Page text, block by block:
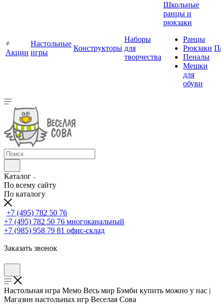
Акции
Настольные
игры
Конструкторы
Наборы
для
творчества
Школьные
ранцы и
рюкзаки
Ранцы
Рюкзаки
Пеналы
Мешки
для
обуви
Каталог
По всему сайту
По каталогу
+7 (495) 782 50 76
+7 (495) 782 50 76 многоканальный
+7 (985) 958 79 81 офис-склад
Заказать звонок
Настольная игра Мемо Весь мир Бэмби купить можно у нас |
Магазин настольных игр Веселая Сова